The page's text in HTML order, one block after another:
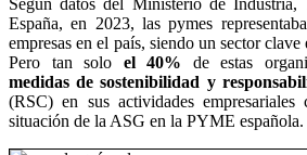
Según datos del Ministerio de
España, en 2023, las pymes
empresas en el país, siendo un sector
Pero tan solo el 40% de estas
medidas de sostenibilidad y
(RSC) en sus actividades
situación de la ASG en la PYME española.